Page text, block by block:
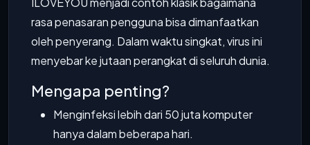
rasa penasaran pengguna bisa dimanfaatkan
oleh penyerang. Dalam waktu singkat, virus ini
menyebar ke jutaan perangkat di seluruh dunia.
Mengapa penting?
Menginfeksi lebih dari 50 juta komputer
hanya dalam beberapa hari.